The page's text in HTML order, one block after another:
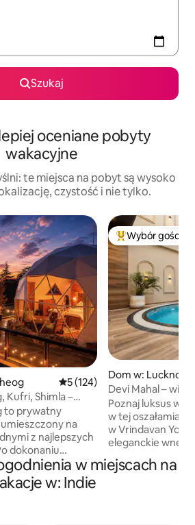
Szukaj
oceniane pobyty
wakacyjne
te miejsca na pobyt są wysoko
czystość i nie tylko.
Wybór gości
Średnia ocena: 5 na 5, liczba
5 (124)
Kufri, Shimla –
pobyt
to prywatny
na
z najlepszych
dokonaniu
jest do Twojej
co zapewnia pełną
Wybór gości
Dom w: Lucknow
Devi Mahal –
basenem
Poznaj luksus w
w tej
w Vrindavan
eleganckie
tradycją,
zanurzeniowy w
w miejscach na
w: Indie